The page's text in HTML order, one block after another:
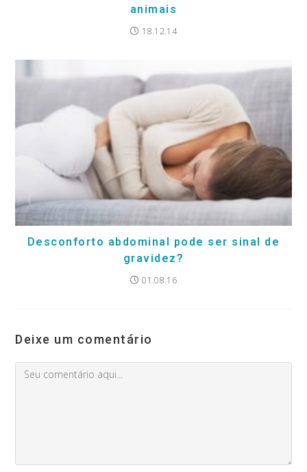
animais
18.12.14
Desconforto abdominal pode ser sinal de
gravidez?
01.08.16
Deixe um comentário
Comment